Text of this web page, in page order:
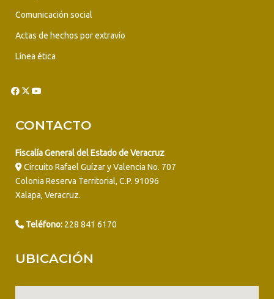
Comunicación social
Actas de hechos por extravío
Línea ética
CONTACTO
Fiscalía General del Estado de Veracruz
Circuito Rafael Guízar y Valencia No. 707
Colonia Reserva Territorial, C.P. 91096
Xalapa, Veracruz.
Teléfono: 228 841 6170
UBICACIÓN